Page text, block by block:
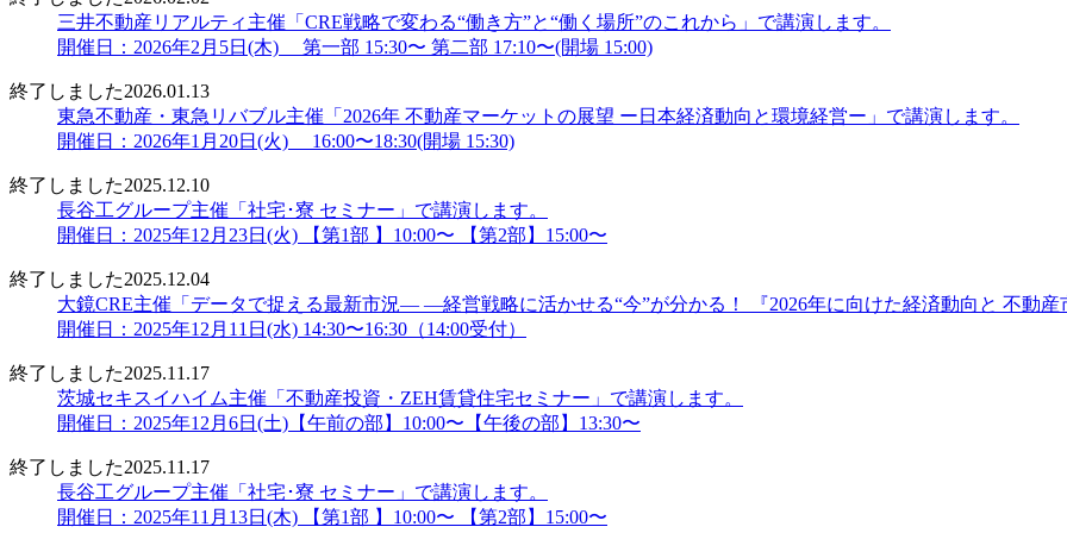
三井不動産リアルティ主催「CRE戦略で変わる“働き方”と“働く場所”のこれから」で講演します。
開催日：2026年2月5日(木) 第一部 15:30〜 第二部 17:10〜(開場 15:00)
終了しました2026.01.13
東急不動産・東急リバブル主催「2026年 不動産マーケットの展望 ー日本経済動向と環境経営ー」で講演します。
開催日：2026年1月20日(火) 16:00〜18:30(開場 15:30)
終了しました2025.12.10
長谷工グループ主催「社宅･寮 セミナー」で講演します。
開催日：2025年12月23日(火) 【第1部 】10:00〜 【第2部】15:00〜
終了しました2025.12.04
大鏡CRE主催「データで捉える最新市況― ―経営戦略に活かせる“今”が分かる！ 『2026年に向けた経済動向と 不動産
開催日：2025年12月11日(水) 14:30〜16:30（14:00受付）
終了しました2025.11.17
茨城セキスイハイム主催「不動産投資・ZEH賃貸住宅セミナー」で講演します。
開催日：2025年12月6日(土)【午前の部】10:00〜【午後の部】13:30〜
終了しました2025.11.17
長谷工グループ主催「社宅･寮 セミナー」で講演します。
開催日：2025年11月13日(木) 【第1部 】10:00〜 【第2部】15:00〜